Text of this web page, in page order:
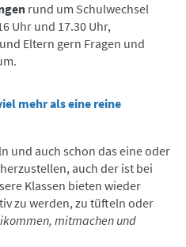
rund um Schulwechsel
Uhr und 17.30 Uhr,
Eltern gern Fragen und
mehr als eine reine
und auch schon das eine oder
auch der ist bei
Klassen bieten wieder
zu werden, zu tüfteln oder
mitmachen und